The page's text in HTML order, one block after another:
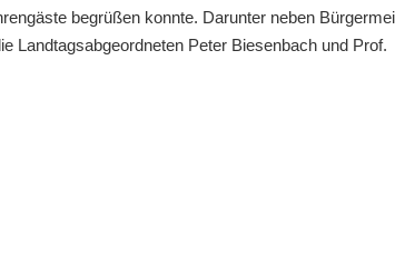
begrüßen konnte. Darunter neben
Landtagsabgeordneten Peter Biesenbach und Prof.